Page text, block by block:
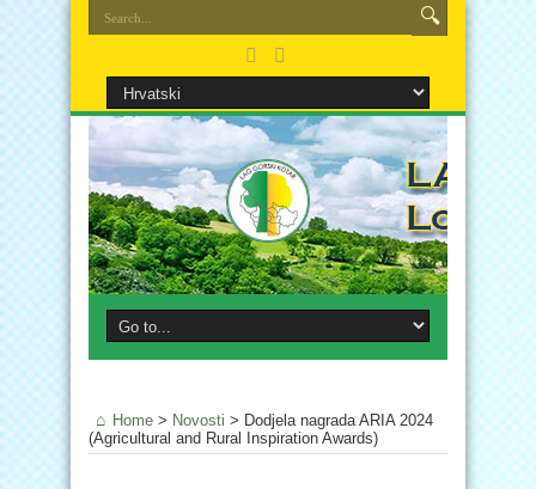
Home > Novosti > Dodjela nagrada ARIA 2024
(Agricultural and Rural Inspiration Awards)